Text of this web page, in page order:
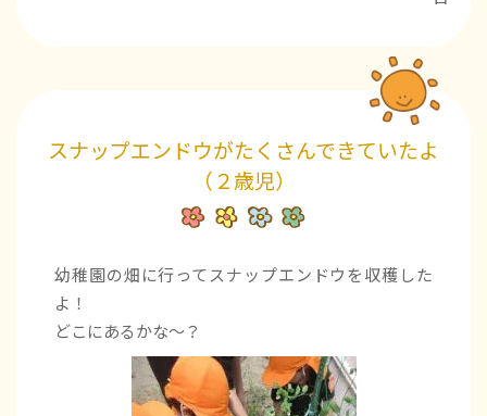
スナップエンドウがたくさんできていたよ
（２歳児）
幼稚園の畑に行ってスナップエンドウを収穫した
よ！
どこにあるかな～？